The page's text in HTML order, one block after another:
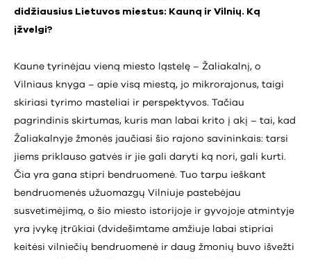
didžiausius Lietuvos miestus: Kauną ir Vilnių. Ką
įžvelgi?
Kaune tyrinėjau vieną miesto ląstelę – Žaliakalnį, o
Vilniaus knyga – apie visą miestą, jo mikrorajonus, taigi
skiriasi tyrimo masteliai ir perspektyvos. Tačiau
pagrindinis skirtumas, kuris man labai krito į akį – tai, kad
Žaliakalnyje žmonės jaučiasi šio rajono savininkais: tarsi
jiems priklauso gatvės ir jie gali daryti ką nori, gali kurti.
Čia yra gana stipri bendruomenė. Tuo tarpu ieškant
bendruomenės užuomazgų Vilniuje pastebėjau
susvetimėjimą, o šio miesto istorijoje ir gyvojoje atmintyje
yra įvykę įtrūkiai (dvidešimtame amžiuje labai stipriai
keitėsi vilniečių bendruomenė ir daug žmonių buvo išvežti